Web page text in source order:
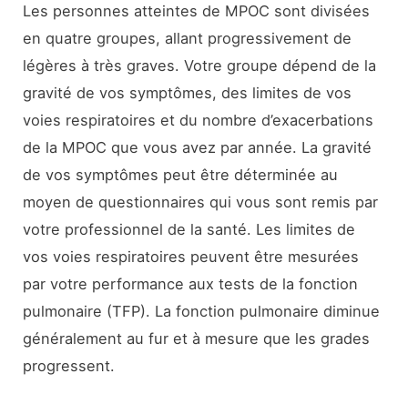
Les personnes atteintes de MPOC sont divisées
en quatre groupes, allant progressivement de
légères à très graves. Votre groupe dépend de la
gravité de vos symptômes, des limites de vos
voies respiratoires et du nombre d’exacerbations
de la MPOC que vous avez par année. La gravité
de vos symptômes peut être déterminée au
moyen de questionnaires qui vous sont remis par
votre professionnel de la santé. Les limites de
vos voies respiratoires peuvent être mesurées
par votre performance aux tests de la fonction
pulmonaire (TFP). La fonction pulmonaire diminue
généralement au fur et à mesure que les grades
progressent.